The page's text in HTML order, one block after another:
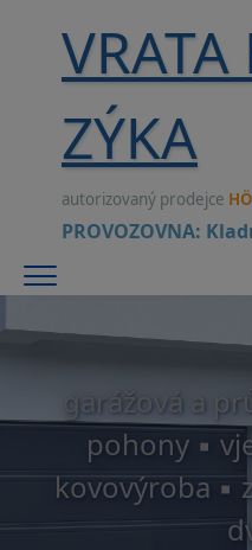
ZÝKA
autorizovaný prodejce
PROVOZOVNA:
Menu
garážová a
pohony ▪
kovovýroba ▪